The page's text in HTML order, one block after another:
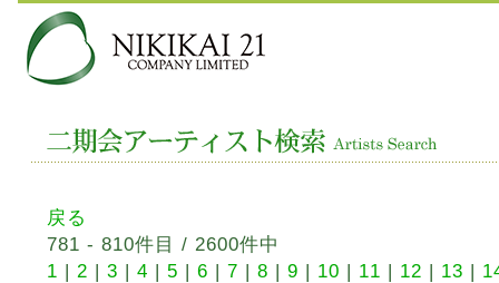
戻る
781 - 810件目 / 2600件中
1 | 2 | 3 | 4 | 5 | 6 | 7 | 8 | 9 | 10 | 11 | 12 | 13 |